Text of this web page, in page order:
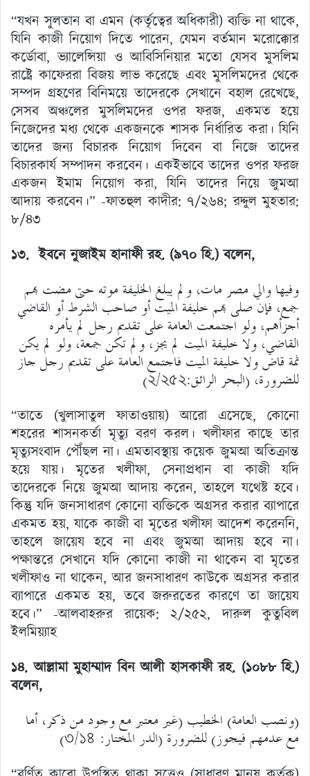
“যখন সুলতান বা এমন (কর্তৃত্বের অধিকারী) ব্যক্তি না থাকে,
যিনি কাজী নিয়োগ দিতে পারেন, যেমন বর্তমান মরোক্কোর
কর্ডোবা, ভ্যালেন্সিয়া ও আবিসিনিয়ার মতো যেসব মুসলিম
রাষ্ট্রে কাফেররা বিজয় লাভ করেছে এবং মুসলিমদের থেকে
সম্পদ গ্রহণের বিনিময়ে তাদেরকে সেখানে বহাল রেখেছে,
সেসব অঞ্চলের মুসলিমদের ওপর ফরজ, একমত হয়ে
নিজেদের মধ্য থেকে একজনকে শাসক নির্ধারিত করা। যিনি
তাদের জন্য বিচারক নিয়োগ দিবেন বা নিজে তাদের
বিচারকার্য সম্পাদন করবেন। একইভাবে তাদের ওপর ফরজ
একজন ইমাম নিয়োগ করা, যিনি তাদের নিয়ে জুমআ
আদায় করবেন।” -ফাতহুল কাদীর: ৭/২৬৪; রদ্দুল মুহতার:
৮/৪৩
১৩. ইবনে নুজাইম হানাফী রহ. (৯৭০ হি.)বলেন,
وفيها والي مصر مات، ولم يبلغ الخليفة موته حتى مضت بهم
جمع، فإن صلى بهم خليفة الميت أو صاحب الشرط أو القاضي
أجزأهم، ولو اجتمعت العامة على تقديم رجل لم يأمره
القاضي، ولا خليفة الميت لم يجز، ولم تكن جمعة، ولو لم يكن
ثمة قاض ولا خليفة الميت فاجتمع العامة على تقديم رجل جاز
للضرورة، (البحر الرائق:২/২৫২)
“তাতে (খুলাসাতুল ফাতাওয়ায়) আরো এসেছে, কোনো
শহরের শাসনকর্তা মৃত্যু বরণ করল। খলীফার কাছে তার
মৃত্যুসংবাদ পৌঁছল না। এমতাবস্থায় কয়েক জুমআ অতিক্রান্ত
হয়ে যায়। মৃতের খলীফা, সেনাপ্রধান বা কাজী যদি
তাদেরকে নিয়ে জুমআ আদায় করেন, তাহলে যথেষ্ট হবে।
কিন্তু যদি জনসাধারণ কোনো ব্যক্তিকে অগ্রসর করার ব্যাপারে
একমত হয়, যাকে কাজী বা মৃতের খলীফা আদেশ করেননি,
তাহলে জায়েয হবে না এবং জুমআ আদায় হবে না।
পক্ষান্তরে সেখানে যদি কোনো কাজী না থাকেন বা মৃতের
খলীফাও না থাকেন, আর জনসাধারণ কাউকে অগ্রসর করার
ব্যাপারে একমত হয়, তবে জরুরতের কারণে তা জায়েয
হবে।” -আলবাহরুর রায়েক: ২/২৫২, দারুল কুতুবিল
ইলমিয়্যাহ
১৪. আল্লামা মুহাম্মাদ বিন আলী হাসকাফী রহ. (১০৮৮ হি.)
বলেন,
(ونصب العامة) الخطيب (غير معتبر مع وجود من ذكر، أما
مع عدمهم فيجوز) للضرورة (الدر المختار: ৩/১৪)